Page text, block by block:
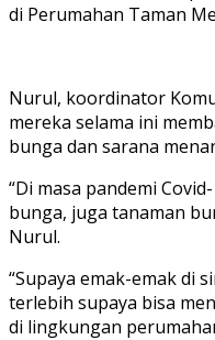
di Perumahan Taman
Nurul, koordinator
mereka selama ini
bunga dan sarana
“Di masa pandemi
bunga, juga tanaman
Nurul.
“Supaya emak-emak di
terlebih supaya bisa
di lingkungan